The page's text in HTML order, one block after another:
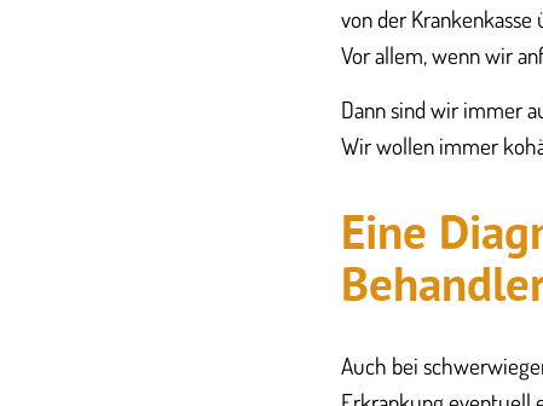
von der
Vor allem, wenn wir
Dann sind wir immer
Wir wollen immer
Eine
Auch bei